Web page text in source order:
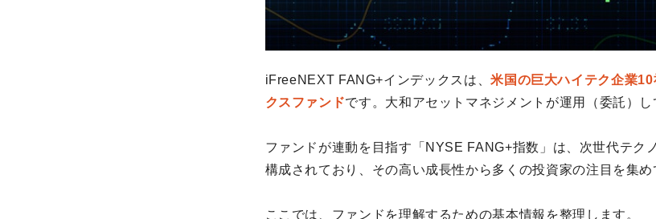
iFreeNEXT FANG+インデックスは、米国の巨大ハイテク企業
クスファンドです。大和アセットマネジメントが運用（委託）し
ファンドが連動を目指す「NYSE FANG+指数」は、次世代テク
構成されており、その高い成長性から多くの投資家の注目を集め
ここでは、ファンドを理解するための基本情報を整理します。